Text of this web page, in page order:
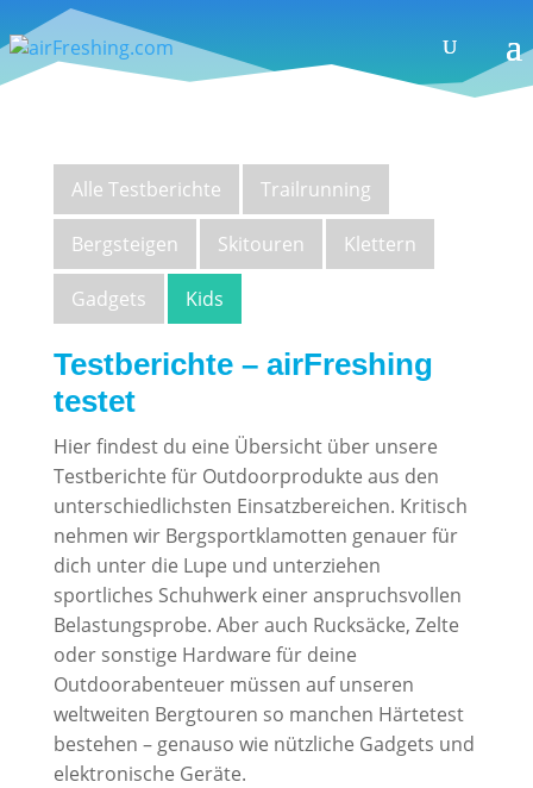
Alle Testberichte Trailrunning
Bergsteigen Skitouren Klettern
Gadgets Kids
Testberichte – airFreshing
testet
Hier findest du eine Übersicht über unsere
Testberichte für Outdoorprodukte aus den
unterschiedlichsten Einsatzbereichen. Kritisch
nehmen wir Bergsportklamotten genauer für
dich unter die Lupe und unterziehen
sportliches Schuhwerk einer anspruchsvollen
Belastungsprobe. Aber auch Rucksäcke, Zelte
oder sonstige Hardware für deine
Outdoorabenteuer müssen auf unseren
weltweiten Bergtouren so manchen Härtetest
bestehen – genauso wie nützliche Gadgets und
elektronische Geräte.